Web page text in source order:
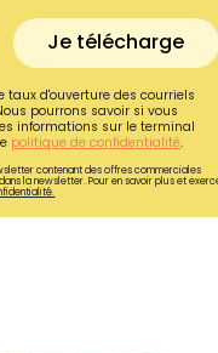
Je télécharge
taux d'ouverture des courriels
pourrons savoir si vous
informations sur le terminal
politique de confidentialité.
contenant des offres commerciales
la newsletter. Pour en savoir plus et